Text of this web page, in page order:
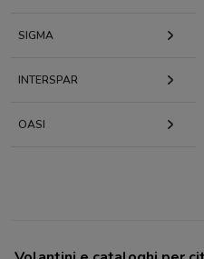
SIGMA
INTERSPAR
OASI